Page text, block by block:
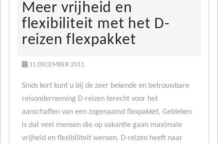
Meer vrijheid en
flexibiliteit met het D-
reizen flexpakket
11 DECEMBER 2011
Sinds kort kunt u bij de zeer bekende en betrouwbare
reisonderneming D-reizen terecht voor het
aanschaffen van een zogenaamd flexpakket. Gebleken
is dat veel mensen die op vakantie gaan maximale
vrijheid en flexibiliteit wensen. D-reizen heeft naar